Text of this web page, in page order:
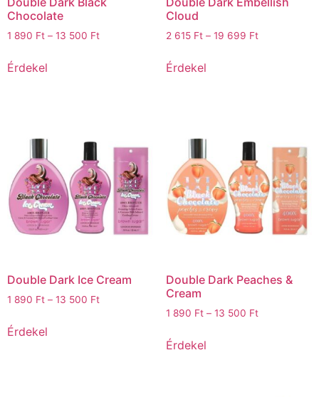
Chocolate
1 890 Ft – 13 500 Ft
Érdekel
Cloud
2 615 Ft – 19 699 Ft
Érdekel
Double Dark Ice Cream
1 890 Ft – 13 500 Ft
Érdekel
Double Dark Peaches &
Cream
1 890 Ft – 13 500 Ft
Érdekel